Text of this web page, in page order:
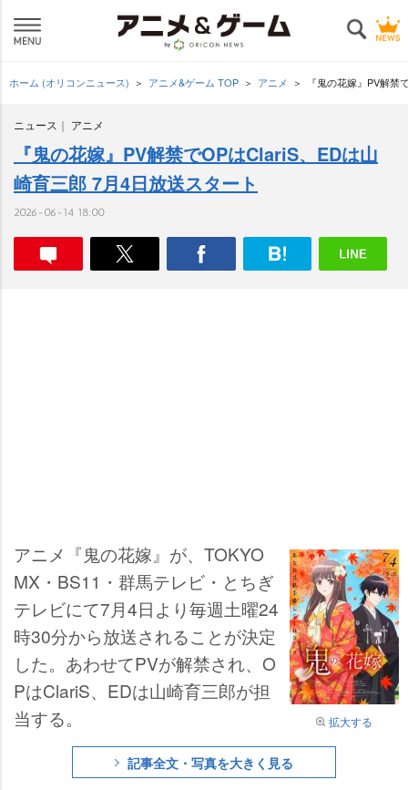
ホーム (オリコンニュース) アニメ&ゲーム TOP アニメ 『鬼の花嫁』PV解
ニュース アニメ
『鬼の花嫁』PV解禁でOPはClariS、EDは山
崎育三郎 7月4日放送スタート
2026-06-14 18:00
拡大する
アニメ『鬼の花嫁』が、TOKYO
MX・BS11・群馬テレビ・とちぎ
テレビにて7月4日より毎週土曜24
時30分から放送されることが決定
した。あわせてPVが解禁され、O
PはClariS、EDは山崎育三郎が担
当する。
記事全文・写真を大きく見る